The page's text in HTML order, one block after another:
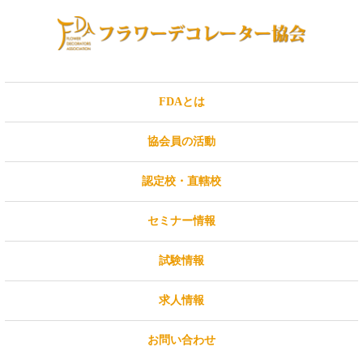
FDAとは
協会員の活動
認定校・直轄校
セミナー情報
試験情報
求人情報
お問い合わせ